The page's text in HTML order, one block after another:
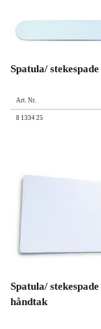
Spatula/
Art. Nr.
8 1334 25
Spatula/
håndtak